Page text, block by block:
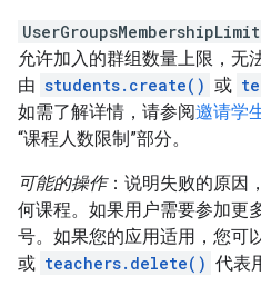
允许加入的群组数量上限，无
由 students.create() 或
如需了解详情，请参阅邀请学
“课程人数限制”部分。
可能的操作：说明失败的原因
何课程。如果用户需要参加更
号。如果您的应用适用，您可
或 teachers.delete() 代表